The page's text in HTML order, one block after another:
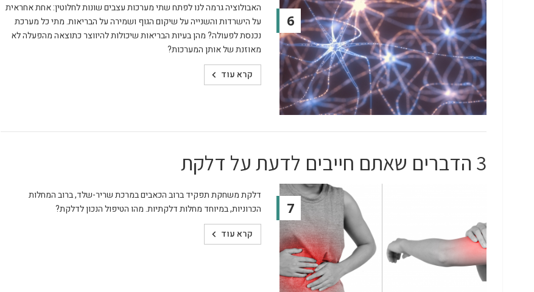
6
האבולוציה גרמה לנו לפתח שתי מערכות עצבים שונות לחלוטין: אחת אחראית
על הישרדות והשנייה על שיקום הגוף ושמירה על הבריאות. מתי כל מערכת
נכנסת לפעולה? מהן בעיות הבריאות שיכולות להיווצר כתוצאה מהפעלה לא
מאוזנת של אותן המערכות?
קרא עוד
3 הדברים שאתם חייבים לדעת על דלקת
7
דלקת משחקת תפקיד ברוב הכאבים במרכת שריר-שלד, ברוב המחלות
הכרוניות, במיוחד מחלות דלקתיות. מהו הטיפול הנכון לדלקת?
קרא עוד